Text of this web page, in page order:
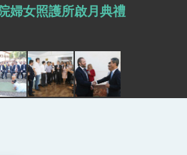
行，深化跨大西洋戰略夥伴關係
稅談判階段性結果有助臺灣取得有
力支持「臺美對等貿易協定」簽署
發展部攜手合作，整合台灣雄厚數
固邦榮邦目標
婦女照護所啟月典禮